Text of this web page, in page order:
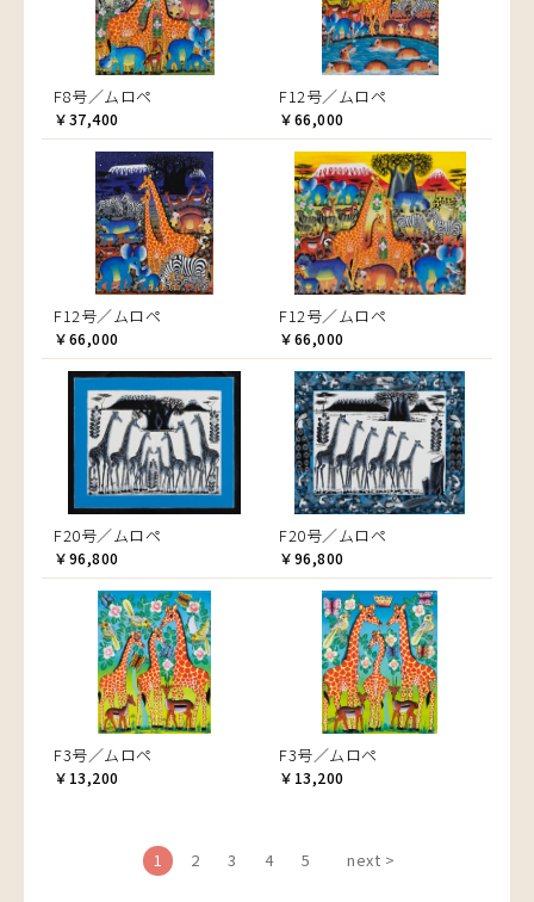
F8号／ムロペ
￥37,400
F12号／ムロペ
￥66,000
F12号／ムロペ
￥66,000
F12号／ムロペ
￥66,000
F20号／ムロペ
￥96,800
F20号／ムロペ
￥96,800
F3号／ムロペ
￥13,200
F3号／ムロペ
￥13,200
1 2 3 4 5 next >